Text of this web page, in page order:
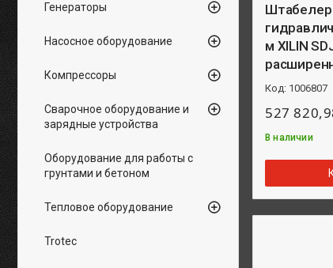
Штабелер
м XILIN
1006807
527
В наличии
Генераторы
Насосное оборудование
Компрессоры
Сварочное оборудование и
зарядные устройства
Оборудование для работы с
грунтами и бетоном
Тепловое оборудование
Trotec